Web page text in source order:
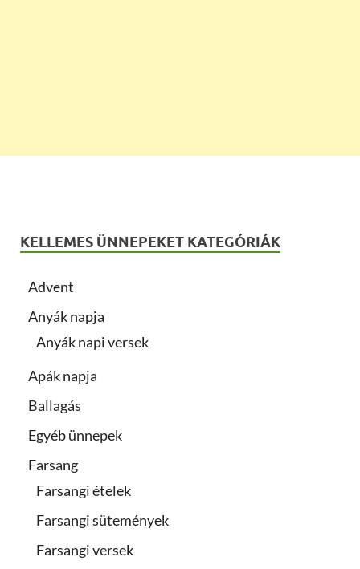
KELLEMES ÜNNEPEKET KATEGÓRIÁK
Advent
Anyák napja
Anyák napi versek
Apák napja
Ballagás
Egyéb ünnepek
Farsang
Farsangi ételek
Farsangi sütemények
Farsangi versek